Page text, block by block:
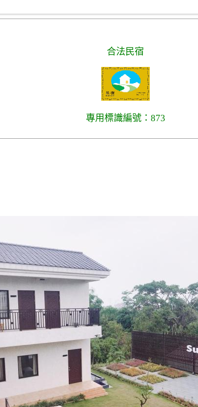
合法民宿
專用標識編號：873